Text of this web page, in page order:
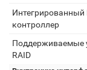
Интегрированный
контроллер
Поддерживаемые
RAID